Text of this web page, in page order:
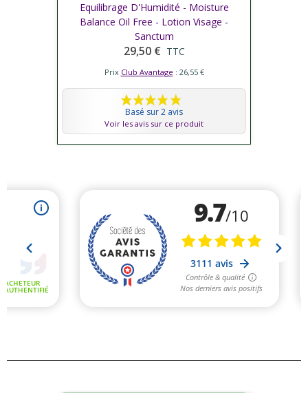
Equilibrage D'Humidité - Moisture
Balance Oil Free - Lotion Visage -
Sanctum
29,50 € TTC
Prix Club Avantage : 26,55 €
Basé sur 2 avis
Voir les avis sur ce produit